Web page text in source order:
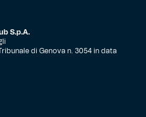
S.p.A.
di Genova n. 3054 in data